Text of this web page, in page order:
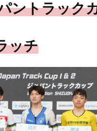
ントラック
ッチ